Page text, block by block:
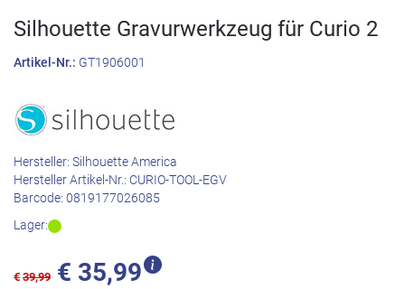
Silhouette Gravurwerkzeug für Curio 2
Artikel-Nr.: GT1906001
Hersteller: Silhouette America
Hersteller Artikel-Nr.: CURIO-TOOL-EGV
Barcode: 0819177026085
Lager:
€ 39,99 € 35,99